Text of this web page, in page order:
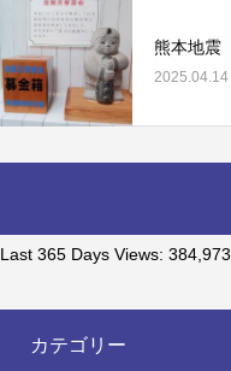
熊本地震
2025.04.14
Last 365 Days Views: 384,973
カテゴリー